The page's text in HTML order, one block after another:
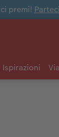
premi!
Ispirazioni